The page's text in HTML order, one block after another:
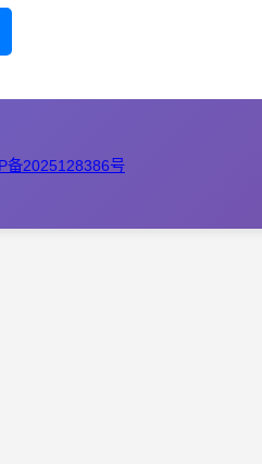
备2025128386号